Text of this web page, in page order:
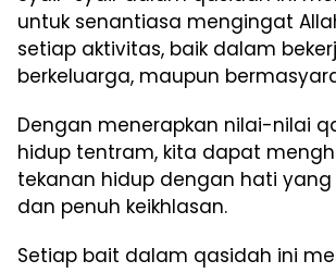
untuk senantiasa mengingat
setiap aktivitas, baik dalam
berkeluarga, maupun
Dengan menerapkan nilai-nilai
hidup tentram, kita dapat
tekanan hidup dengan hati
dan penuh keikhlasan.
Setiap bait dalam qasidah ini